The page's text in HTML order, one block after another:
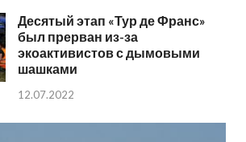
Десятый этап «Тур де Франс»
был прерван из-за
экоактивистов с дымовыми
шашками
12.07.2022